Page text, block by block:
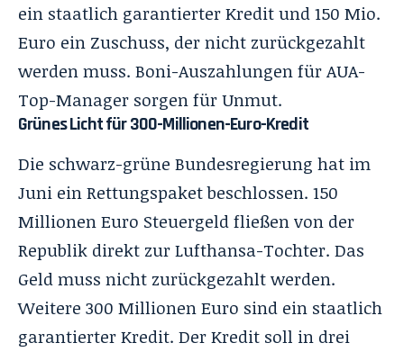
ein staatlich garantierter Kredit und 150 Mio.
Euro ein Zuschuss, der nicht zurückgezahlt
werden muss. Boni-Auszahlungen für AUA-
Top-Manager sorgen für Unmut.
Grünes Licht für 300-Millionen-Euro-Kredit
Die schwarz-grüne Bundesregierung hat im
Juni ein Rettungspaket beschlossen. 150
Millionen Euro Steuergeld fließen von der
Republik direkt zur Lufthansa-Tochter. Das
Geld muss nicht zurückgezahlt werden.
Weitere 300 Millionen Euro sind ein staatlich
garantierter Kredit. Der Kredit soll in drei